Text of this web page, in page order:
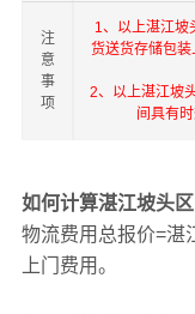
注
意
事
项
1、以上湛江坡
货送货存储包
2、以上湛江坡
间具有
如何计算湛江坡头
物流费用总报价=湛
上门费用。